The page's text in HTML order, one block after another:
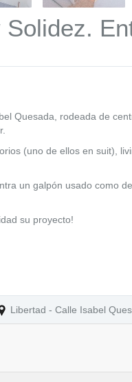
Quesada, rodeada de
(uno de ellos en suit),
un galpón usado como
su proyecto!
Libertad - Calle Isabel